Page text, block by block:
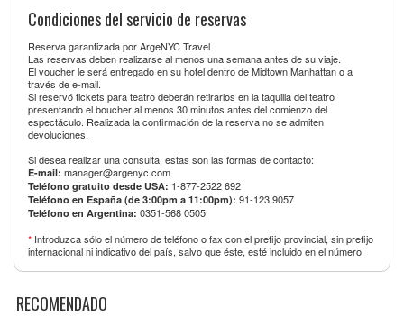
Condiciones del servicio de reservas
Reserva garantizada por ArgeNYC Travel
Las reservas deben realizarse al menos una semana antes de su viaje.
El voucher le será entregado en su hotel dentro de Midtown Manhattan o a
través de e-mail.
Si reservó tickets para teatro deberán retirarlos en la taquilla del teatro
presentando el boucher al menos 30 minutos antes del comienzo del
espectáculo. Realizada la confirmación de la reserva no se admiten
devoluciones.
Si desea realizar una consulta, estas son las formas de contacto:
E-mail: manager@argenyc.com
Teléfono gratuito desde USA: 1-877-2522 692
Teléfono en España (de 3:00pm a 11:00pm): 91-123 9057
Teléfono en Argentina: 0351-568 0505
* Introduzca sólo el número de teléfono o fax con el prefijo provincial, sin prefijo
internacional ni indicativo del país, salvo que éste, esté incluido en el número.
RECOMENDADO